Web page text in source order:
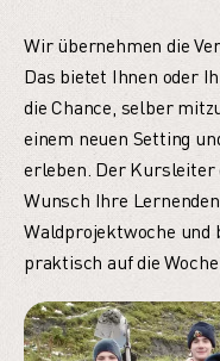
Wir übernehmen die
Das bietet Ihnen oder
die Chance, selber
einem neuen Setting
erleben. Der
Wunsch Ihre
Waldprojektwoche und
praktisch auf die Woche